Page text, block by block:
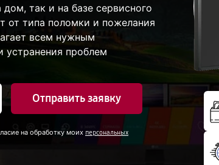
так и на базе сервисного
от типа поломки и пожелания
всем нужным
устранения проблем
Отправить заявку
на обработку моих персональных